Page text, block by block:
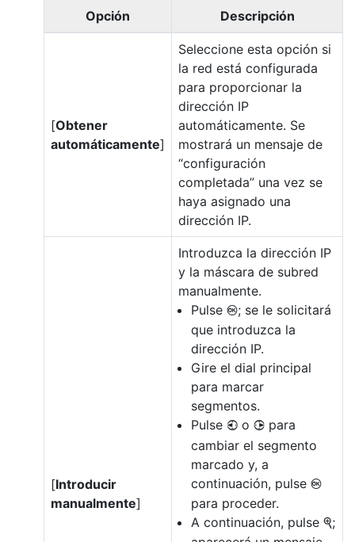
Opción Descripción
[Obtener
automáticamente]
Seleccione esta opción si
la red está configurada
para proporcionar la
dirección IP
automáticamente. Se
mostrará un mensaje de
“configuración
completada” una vez se
haya asignado una
dirección IP.
[Introducir
manualmente]
Introduzca la dirección IP
y la máscara de subred
manualmente.
Pulse J; se le solicitará
que introduzca la
dirección IP.
Gire el dial principal
para marcar
segmentos.
Pulse 4 o 2 para
cambiar el segmento
marcado y, a
continuación, pulse J
para proceder.
A continuación, pulse X;